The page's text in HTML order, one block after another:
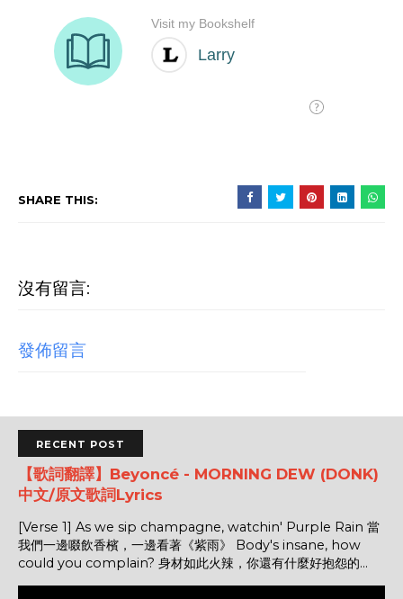
SHARE THIS:
沒有留言:
發佈留言
RECENT POST
【歌詞翻譯】Beyoncé - MORNING DEW (DONK)
中文/原文歌詞Lyrics
[Verse 1] As we sip champagne, watchin' Purple Rain 當
我們一邊啜飲香檳，一邊看著《紫雨》 Body's insane, how
could you complain? 身材如此火辣，你還有什麼好抱怨的...